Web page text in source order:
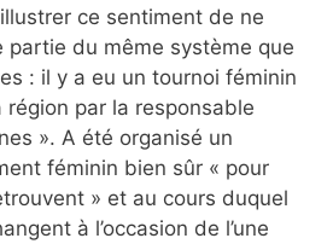
ce sentiment de ne
partie du même système que
: il y a eu un tournoi féminin
région par la responsable
». A été organisé un
féminin bien sûr « pour
» et au cours duquel
à l’occasion de l’une